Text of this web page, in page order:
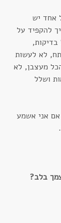
אחד יש
להקפיד על
לא לעשות
מעצבן, לא
ושלל
אם אני אשמע
בלב?